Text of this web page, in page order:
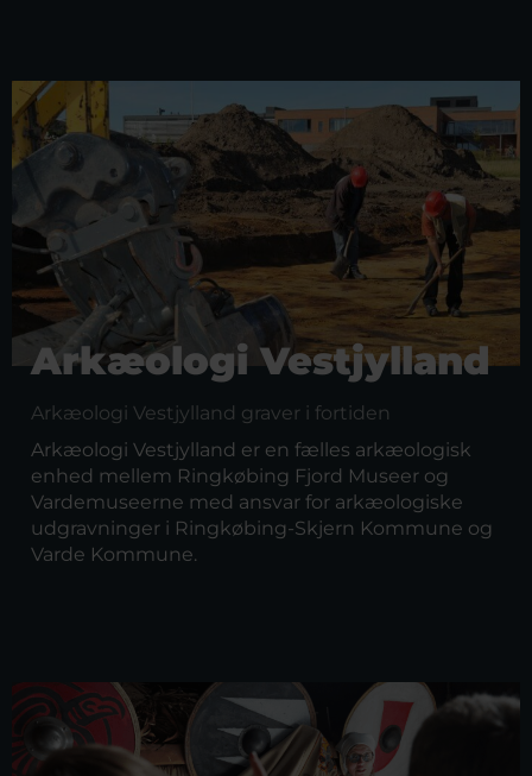
Arkæologi Vestjylland
Arkæologi Vestjylland graver i fortiden
Arkæologi Vestjylland er en fælles arkæologisk
enhed mellem Ringkøbing Fjord Museer og
Vardemuseerne med ansvar for arkæologiske
udgravninger i Ringkøbing-Skjern Kommune og
Varde Kommune.